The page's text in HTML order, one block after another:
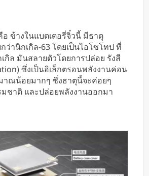
ข้างในแบตเตอรี่จิ๋วนี้ มีธาตุ
ว่านิกเกิล-63 โดยเป็นไอโซโทป ที่
กิล มันสลายตัวโดยการปล่อย รังสี
ซึ่งเป็นอิเล็กตรอนพลังงานค่อน
าณน้อยมากๆ ซึ่งธาตุนี้จะค่อยๆ
ชาติ และปล่อยพลังงานออกมา